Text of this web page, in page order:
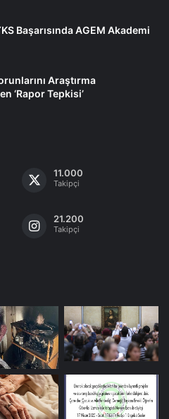
Başarısında AGEM Akademi
Araştırma
‘Rapor Tepkisi’
11.000
Takipçi
21.200
Takipçi